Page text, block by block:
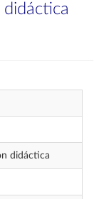
didáctica